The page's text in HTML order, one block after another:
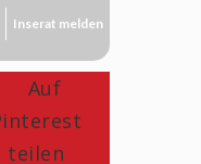
Inserat melden